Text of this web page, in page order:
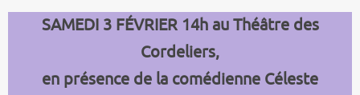
SAMEDI 3 FÉVRIER 14h au Théâtre des
Cordeliers,
en présence de la comédienne Céleste